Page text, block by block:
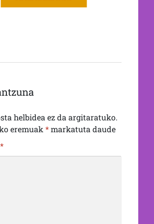
helbidea ez da argitaratuko.
eremuak *markatuta daude
*